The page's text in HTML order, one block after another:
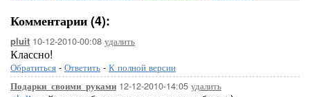
Комментарии (4):
pluit 10-12-2010-00:08 удалить
Классно!
Обратиться - Ответить - К полной версии
Подарки_своими_руками 12-12-2010-14:05 удалить